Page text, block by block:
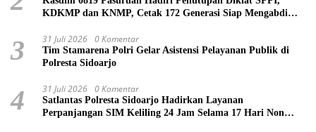
KDKMP dan KNMP, Cetak 172 Generasi Siap Mengabdi
3 31 Juli 2026 0 Komentar
Tim Stamarena Polri Gelar Asistensi Pelayanan Publik di
Polresta Sidoarjo
4 31 Juli 2026 0 Komentar
Satlantas Polresta Sidoarjo Hadirkan Layanan
Perpanjangan SIM Keliling 24 Jam Selama 17 Hari Non